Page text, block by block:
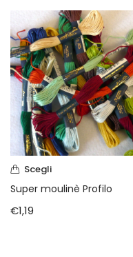
Scegli
Super moulinè Profilo
€1,19